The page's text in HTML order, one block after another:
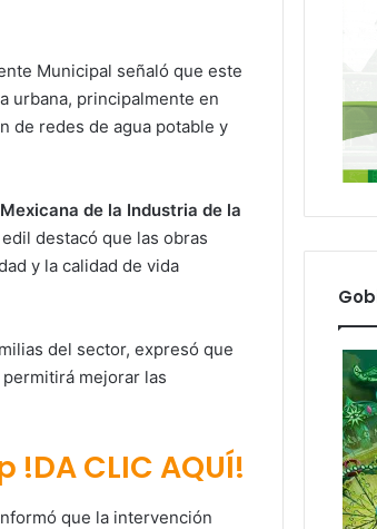
Municipal señaló que este
urbana, principalmente en
de redes de agua potable y
de la Industria de la
destacó que las obras
y la calidad de vida
del sector, expresó que
mejorar las
CLIC AQUÍ!
que la intervención